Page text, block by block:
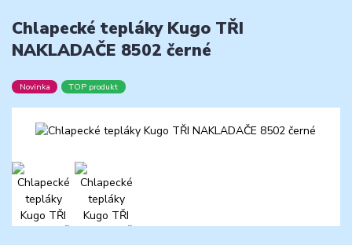
Chlapecké tepláky Kugo TŘI
NAKLADAČE 8502 černé
Novinka TOP produkt